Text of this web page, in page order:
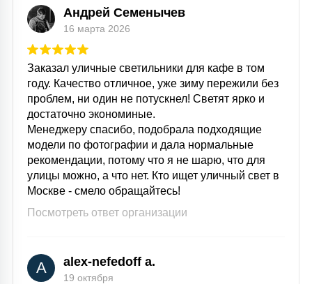
Андрей Семенычев
16 марта 2026
Заказал уличные светильники для кафе в том
году. Качество отличное, уже зиму пережили без
проблем, ни один не потускнел! Светят ярко и
достаточно экономиные.
Менеджеру спасибо, подобрала подходящие
модели по фотографии и дала нормальные
рекомендации, потому что я не шарю, что для
улицы можно, а что нет. Кто ищет уличный свет в
Москве - смело обращайтесь!
Посмотреть ответ организации
A alex-nefedoff a.
19 октября